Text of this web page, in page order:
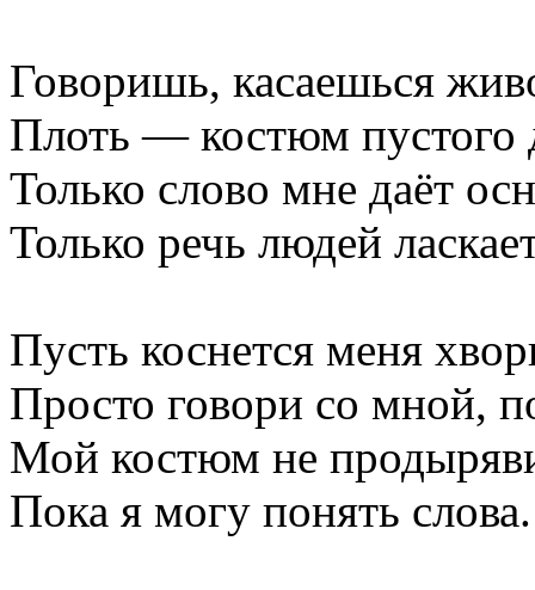
Говоришь, касаешься
Плоть — костюм пустого
Только слово мне даёт
Только речь людей
Пусть коснется меня
Просто говори со мной,
Мой костюм не
Пока я могу понять слова.